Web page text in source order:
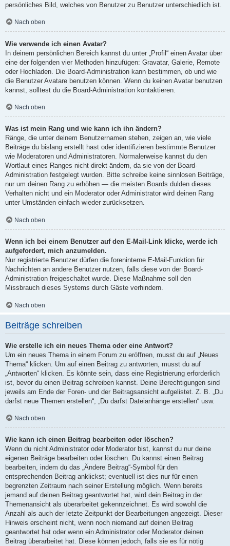
persönliches Bild, welches von Benutzer zu Benutzer unterschiedlich ist.
Nach oben
Wie verwende ich einen Avatar?
In deinem persönlichen Bereich kannst du unter „Profil“ einen Avatar über
eine der folgenden vier Methoden hinzufügen: Gravatar, Galerie, Remote
oder Hochladen. Die Board-Administration kann bestimmen, ob und wie
die Benutzer Avatare benutzen können. Wenn du keinen Avatar benutzen
kannst, solltest du die Board-Administration kontaktieren.
Nach oben
Was ist mein Rang und wie kann ich ihn ändern?
Ränge, die unter deinem Benutzernamen stehen, zeigen an, wie viele
Beiträge du bislang erstellt hast oder identifizieren bestimmte Benutzer
wie Moderatoren und Administratoren. Normalerweise kannst du den
Wortlaut eines Ranges nicht direkt ändern, da sie von der Board-
Administration festgelegt wurden. Bitte schreibe keine sinnlosen Beiträge,
nur um deinen Rang zu erhöhen — die meisten Boards dulden dieses
Verhalten nicht und ein Moderator oder Administrator wird deinen Rang
unter Umständen einfach wieder zurücksetzen.
Nach oben
Wenn ich bei einem Benutzer auf den E-Mail-Link klicke, werde ich
aufgefordert, mich anzumelden.
Nur registrierte Benutzer dürfen die foreninterne E-Mail-Funktion für
Nachrichten an andere Benutzer nutzen, falls diese von der Board-
Administration freigeschaltet wurde. Diese Maßnahme soll den
Missbrauch dieses Systems durch Gäste verhindern.
Nach oben
Beiträge schreiben
Wie erstelle ich ein neues Thema oder eine Antwort?
Um ein neues Thema in einem Forum zu eröffnen, musst du auf „Neues
Thema“ klicken. Um auf einen Beitrag zu antworten, musst du auf
„Antworten“ klicken. Es könnte sein, dass eine Registrierung erforderlich
ist, bevor du einen Beitrag schreiben kannst. Deine Berechtigungen sind
jeweils am Ende der Foren- und der Beitragsansicht aufgelistet. Z. B. „Du
darfst neue Themen erstellen“, „Du darfst Dateianhänge erstellen“ usw.
Nach oben
Wie kann ich einen Beitrag bearbeiten oder löschen?
Wenn du nicht Administrator oder Moderator bist, kannst du nur deine
eigenen Beiträge bearbeiten oder löschen. Du kannst einen Beitrag
bearbeiten, indem du das „Ändere Beitrag“-Symbol für den
entsprechenden Beitrag anklickst; eventuell ist dies nur für einen
begrenzten Zeitraum nach seiner Erstellung möglich. Wenn bereits
jemand auf deinen Beitrag geantwortet hat, wird dein Beitrag in der
Themenansicht als überarbeitet gekennzeichnet. Es wird sowohl die
Anzahl als auch der letzte Zeitpunkt der Bearbeitungen angezeigt. Dieser
Hinweis erscheint nicht, wenn noch niemand auf deinen Beitrag
geantwortet hat oder wenn ein Administrator oder Moderator deinen
Beitrag überarbeitet hat. Diese können jedoch, falls sie es für nötig